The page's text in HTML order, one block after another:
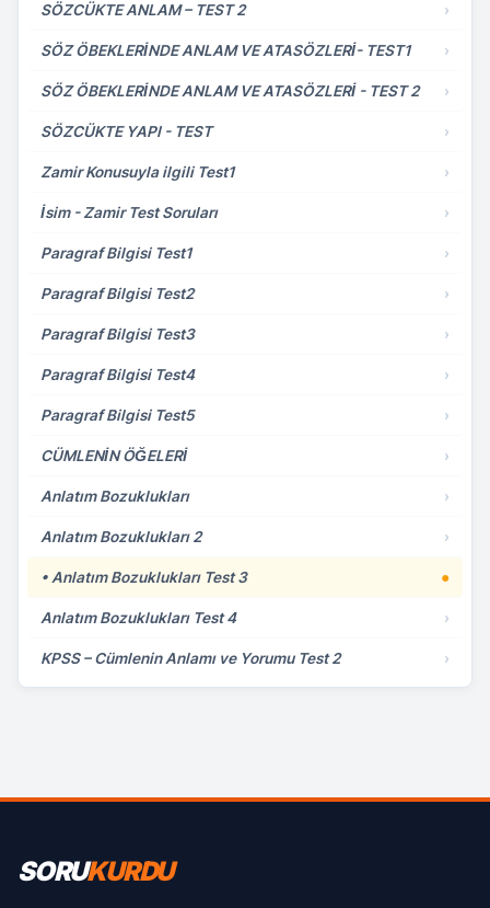
SÖZCÜKTE ANLAM – TEST 2 ›
SÖZ ÖBEKLERİNDE ANLAM VE ATASÖZLERİ- TEST1 ›
SÖZ ÖBEKLERİNDE ANLAM VE ATASÖZLERİ - TEST 2 ›
SÖZCÜKTE YAPI - TEST ›
Zamir Konusuyla ilgili Test1 ›
İsim - Zamir Test Soruları ›
Paragraf Bilgisi Test1 ›
Paragraf Bilgisi Test2 ›
Paragraf Bilgisi Test3 ›
Paragraf Bilgisi Test4 ›
Paragraf Bilgisi Test5 ›
CÜMLENİN ÖĞELERİ ›
Anlatım Bozuklukları ›
Anlatım Bozuklukları 2 ›
• Anlatım Bozuklukları Test 3 ●
Anlatım Bozuklukları Test 4 ›
KPSS – Cümlenin Anlamı ve Yorumu Test 2 ›
SORUKURDU